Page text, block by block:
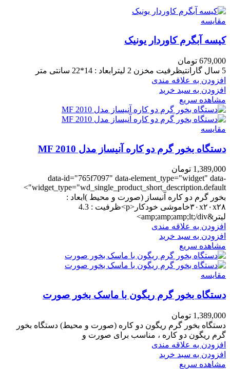
مقایسه
کیسه آبگرم کاوردار یونیک
679,000 تومان
5 سال گارانتیظرفیت مخزن 2 لیترابعاد : 14*22 سانتی متر
افزودن به علاقه مندی
افزودن به سبد خرید
مشاهده سریع
مقایسه
دستگاه بخور گرم دو کاره آنیساز مدل MF 2010
1,389,000 تومان
data-id="765f7097" data-element_type="widget" data-
widget_type="wd_single_product_short_description.default">
بخور گرم دو کاره آنیساز (صورت و محیط )ابعاد :
۳۰x۲۰x۲۸خاموشی خودکار<p>ظرفیت : 4.3
لیتر&amp;amp;amp;lt;/div>
افزودن به علاقه مندی
افزودن به سبد خرید
مشاهده سریع
مقایسه
دستگاه بخور گرم ریگون با ماسک بخور صورت
1,389,000 تومان
دستگاه بخور گرم ریگون دو کاره (صورت و محیط) دستگاه بخور
گرم ریگون دو کاره ، مناسب برای صورت و
افزودن به علاقه مندی
افزودن به سبد خرید
مشاهده سریع